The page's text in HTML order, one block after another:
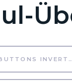
BUTTONS INVERTIERT